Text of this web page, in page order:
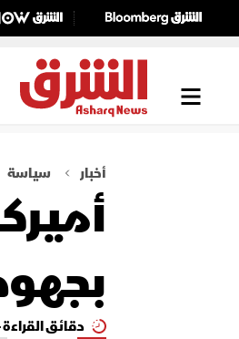
أخبار سياسة
دقائق القراءة